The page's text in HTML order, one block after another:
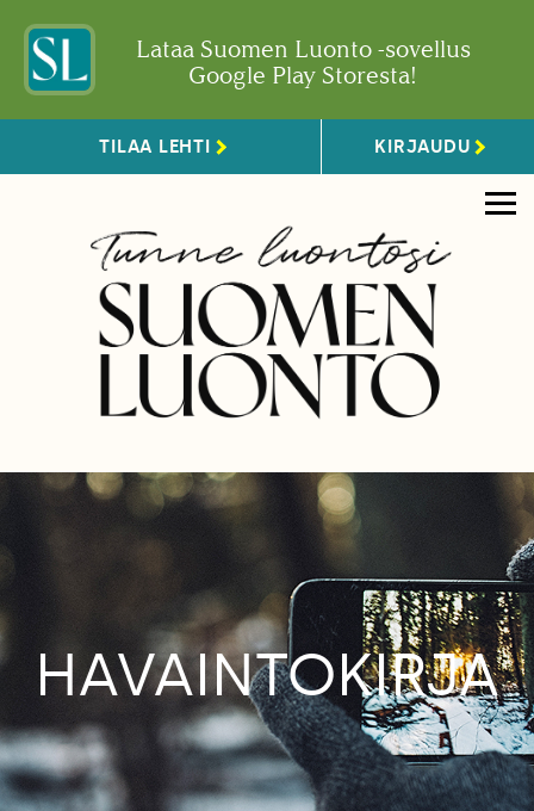
Lataa Suomen Luonto -sovellus
Google Play Storesta!
TILAA LEHTI KIRJAUDU
HAVAINTOKIRJA